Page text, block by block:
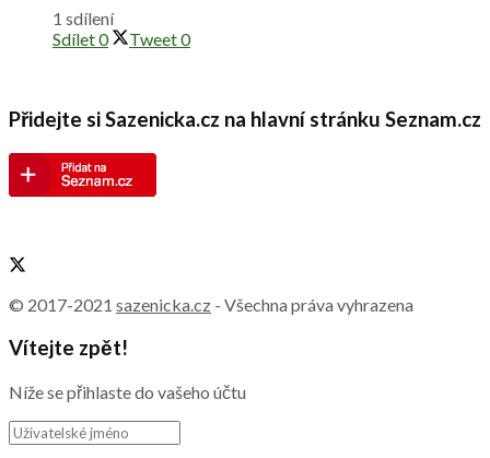
1 sdílení
Sdílet0 Tweet0
Přidejte si Sazenicka.cz na hlavní stránku Seznam.cz
© 2017-2021 sazenicka.cz - Všechna práva vyhrazena
Vítejte zpět!
Níže se přihlaste do vašeho účtu